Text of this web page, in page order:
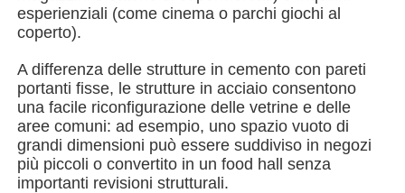
Tutti i casi
Richiedere un preventivo
Edificio della struttura in acciaio
Laboratorio di strutture in acciaio
esperienziali (come cinema o parchi giochi al
coperto).
A differenza delle strutture in cemento con pareti
portanti fisse, le strutture in acciaio consentono
una facile riconfigurazione delle vetrine e delle
aree comuni: ad esempio, uno spazio vuoto di
grandi dimensioni può essere suddiviso in negozi
più piccoli o convertito in un food hall senza
importanti revisioni strutturali.